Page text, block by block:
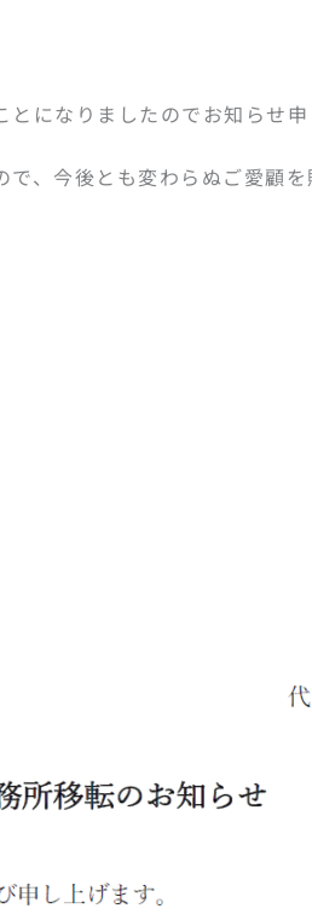
になりましたのでお知らせ申
、今後とも変わらぬご愛顧を